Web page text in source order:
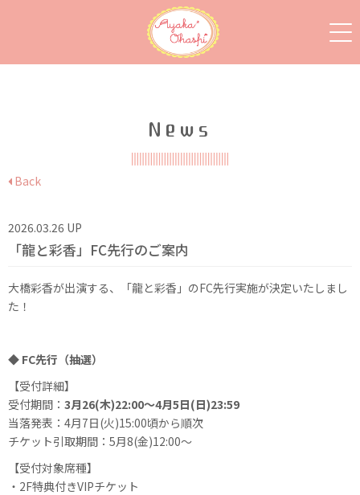
News
Back
2026.03.26 UP
「龍と彩香」FC先行のご案内
大橋彩香が出演する、「龍と彩香」のFC先行実施が決定いたしまし
た！
◆ FC先行（抽選）
【受付詳細】
受付期間： 3月26(木)22:00～4月5日(日)23:59
当落発表：4月7日(火)15:00頃から順次
チケット引取期間：5月8(金)12:00～
【受付対象席種】
・2F特典付きVIPチケット